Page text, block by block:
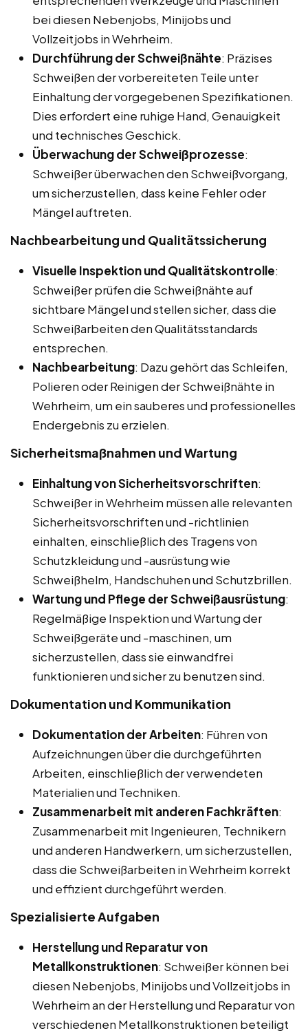
bei diesen Nebenjobs, Minijobs und
Vollzeitjobs in Wehrheim.
Durchführung der Schweißnähte: Präzises
Schweißen der vorbereiteten Teile unter
Einhaltung der vorgegebenen Spezifikationen.
Dies erfordert eine ruhige Hand, Genauigkeit
und technisches Geschick.
Überwachung der Schweißprozesse:
Schweißer überwachen den Schweißvorgang,
um sicherzustellen, dass keine Fehler oder
Mängel auftreten.
Nachbearbeitung und Qualitätssicherung
Visuelle Inspektion und Qualitätskontrolle:
Schweißer prüfen die Schweißnähte auf
sichtbare Mängel und stellen sicher, dass die
Schweißarbeiten den Qualitätsstandards
entsprechen.
Nachbearbeitung: Dazu gehört das Schleifen,
Polieren oder Reinigen der Schweißnähte in
Wehrheim, um ein sauberes und professionelles
Endergebnis zu erzielen.
Sicherheitsmaßnahmen und Wartung
Einhaltung von Sicherheitsvorschriften:
Schweißer in Wehrheim müssen alle relevanten
Sicherheitsvorschriften und -richtlinien
einhalten, einschließlich des Tragens von
Schutzkleidung und -ausrüstung wie
Schweißhelm, Handschuhen und Schutzbrillen.
Wartung und Pflege der Schweißausrüstung:
Regelmäßige Inspektion und Wartung der
Schweißgeräte und -maschinen, um
sicherzustellen, dass sie einwandfrei
funktionieren und sicher zu benutzen sind.
Dokumentation und Kommunikation
Dokumentation der Arbeiten: Führen von
Aufzeichnungen über die durchgeführten
Arbeiten, einschließlich der verwendeten
Materialien und Techniken.
Zusammenarbeit mit anderen Fachkräften:
Zusammenarbeit mit Ingenieuren, Technikern
und anderen Handwerkern, um sicherzustellen,
dass die Schweißarbeiten in Wehrheim korrekt
und effizient durchgeführt werden.
Spezialisierte Aufgaben
Herstellung und Reparatur von
Metallkonstruktionen: Schweißer können bei
diesen Nebenjobs, Minijobs und Vollzeitjobs in
Wehrheim an der Herstellung und Reparatur von
verschiedenen Metallkonstruktionen beteiligt